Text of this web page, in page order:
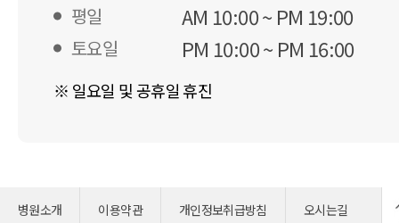
평일 AM 10:00 ~ PM 19:00
토요일 PM 10:00 ~ PM 16:00
※ 일요일 및 공휴일 휴진
병원소개 이용약관 개인정보취급방침 오시는길